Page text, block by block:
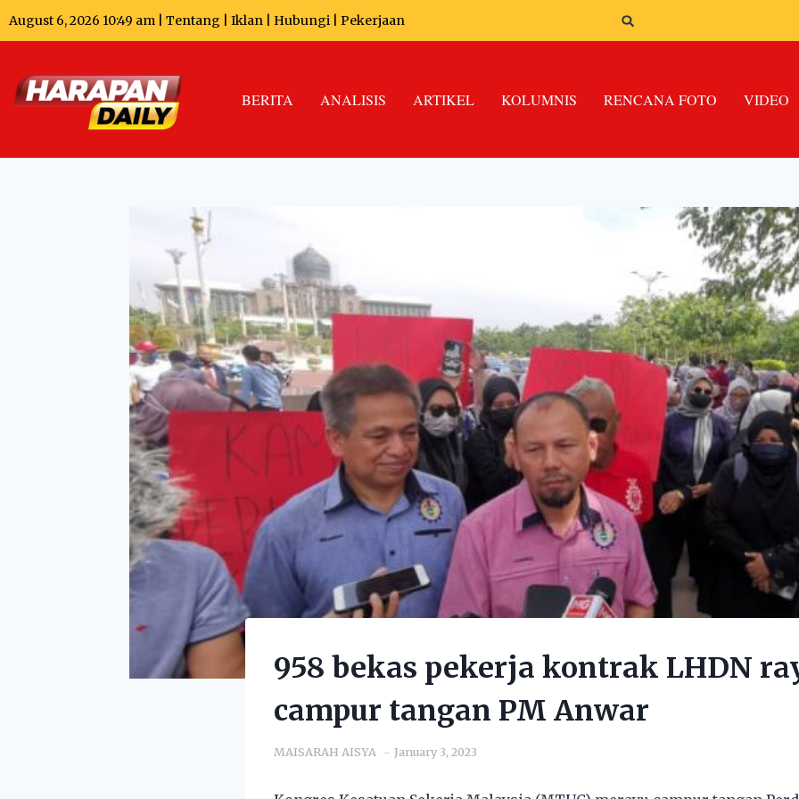
August 6, 2026 10:49 am | Tentang Iklan Hubungi Pekerjaan
BERITA ANALISIS ARTIKEL KOLUMNIS RENCANA FOTO VIDEO
958 bekas pekerja kontrak LHDN
campur tangan PM Anwar
MAISARAH AISYA January 3, 2023